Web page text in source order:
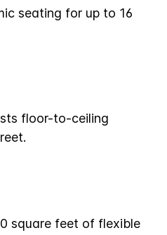
seating for up to 16
floor-to-ceiling
square feet of flexible